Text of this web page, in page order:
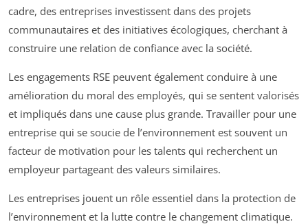
cadre, des entreprises investissent dans des projets
communautaires et des initiatives écologiques, cherchant à
construire une relation de confiance avec la société.
Les engagements RSE peuvent également conduire à une
amélioration du moral des employés, qui se sentent valorisés
et impliqués dans une cause plus grande. Travailler pour une
entreprise qui se soucie de l’environnement est souvent un
facteur de motivation pour les talents qui recherchent un
employeur partageant des valeurs similaires.
Les entreprises jouent un rôle essentiel dans la protection de
l’environnement et la lutte contre le changement climatique.